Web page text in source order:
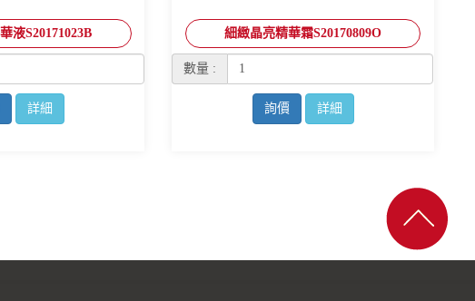
液S20171023B
詳細
細緻晶亮精華霜S20170809O
數量 :
詢價 詳細